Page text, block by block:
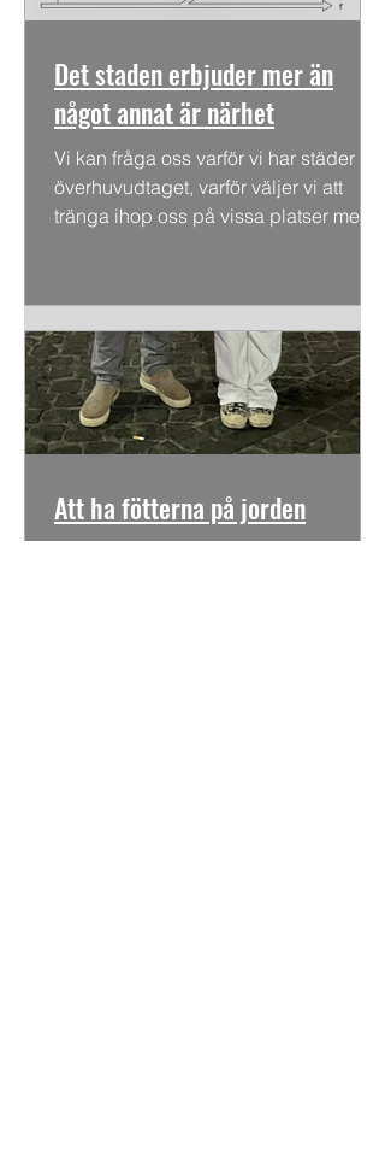
Det staden erbjuder mer än
något annat är närhet
Vi kan fråga oss varför vi har städer
överhuvudtaget, varför väljer vi att
tränga ihop oss på vissa platser med
Att ha fötterna på jorden